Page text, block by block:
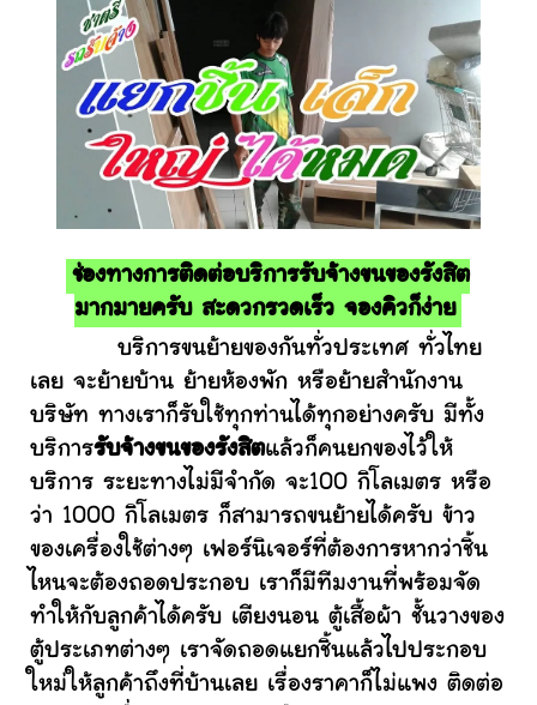
ช่องทางการติดต่อบริการรับจ้างขนของรังสิต
มากมายครับ สะดวกรวดเร็ว จองคิวก็ง่าย
บริการขนย้ายของกันทั่วประเทศ ทั่วไทย
เลย จะย้ายบ้าน ย้ายห้องพัก หรือย้ายสำนักงาน
บริษัท ทางเราก็รับใช้ทุกท่านได้ทุกอย่างครับ มีทั้ง
บริการรับจ้างขนของรังสิตแล้วก็คนยกของไว้ให้
บริการ ระยะทางไม่มีจำกัด จะ100 กิโลเมตร หรือ
ว่า 1000 กิโลเมตร ก็สามารถขนย้ายได้ครับ ข้าว
ของเครื่องใช้ต่างๆ เฟอร์นิเจอร์ที่ต้องการหากว่าชิ้น
ไหนจะต้องถอดประกอบ เราก็มีทีมงานที่พร้อมจัด
ทำให้กับลูกค้าได้ครับ เตียงนอน ตู้เสื้อผ้า ชั้นวางของ
ตู้ประเภทต่างๆ เราจัดถอดแยกชิ้นแล้วไปประกอบ
ใหม่ให้ลูกค้าถึงที่บ้านเลย เรื่องราคาก็ไม่แพง ติดต่อ